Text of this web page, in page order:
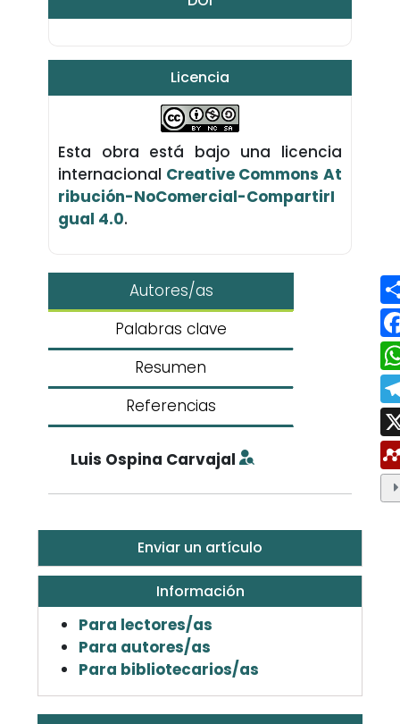
Licencia
Esta obra está bajo una licencia
internacional Creative Commons At
ribución-NoComercial-CompartirI
gual 4.0.
Autores/as
Palabras clave
Resumen
Referencias
Luis Ospina Carvajal
Enviar un artículo
Información
Para lectores/as
Para autores/as
Para bibliotecarios/as